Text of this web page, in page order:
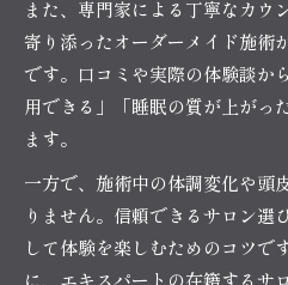
また、専門家による丁寧なカウ
寄り添ったオーダーメイド施術
です。口コミや実際の体験談か
用できる」「睡眠の質が上がっ
ます。
一方で、施術中の体調変化や頭
りません。信頼できるサロン選
して体験を楽しむためのコツで
に、エキスパートの在籍するサ